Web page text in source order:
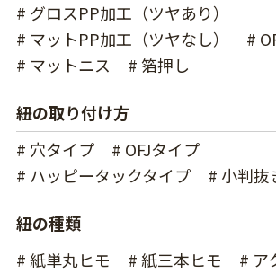
# グロスPP加工（ツヤあり）
# マットPP加工（ツヤなし）
#
# マットニス
# 箔押し
紐の取り付け方
# 穴タイプ
# OFJタイプ
# ハッピータックタイプ
# 小判抜
紐の種類
# 紙単丸ヒモ
# 紙三本ヒモ
# ア